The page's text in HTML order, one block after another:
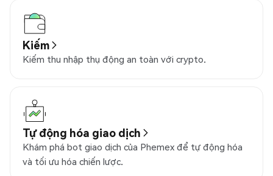
Kiếm
Kiếm thu nhập thụ động an toàn với crypto.
Tự động hóa giao dịch
Khám phá bot giao dịch của Phemex để tự động hóa
và tối ưu hóa chiến lược.